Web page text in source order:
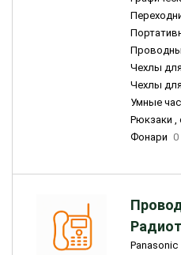
Чехлы
Чехлы
Умные
Рюкзаки ,
Фонари 0
Panasonic